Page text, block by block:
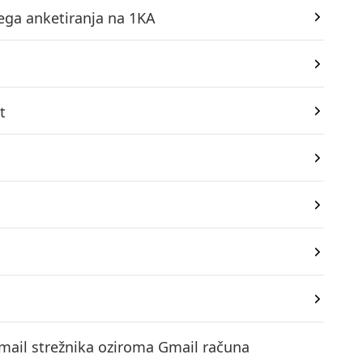
anketiranja na 1KA
strežnika oziroma Gmail računa